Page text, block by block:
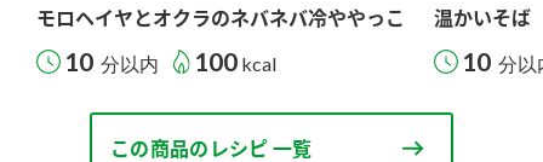
モロヘイヤとオクラのネバネバ冷ややっこ
10 分以内 100 kcal
温かいそば
10 分以
この商品のレシピ 一覧